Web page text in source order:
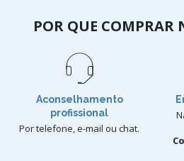
POR QUE COMPRAR
Aconselhamento
profissional
Por telefone, e-mail ou chat.